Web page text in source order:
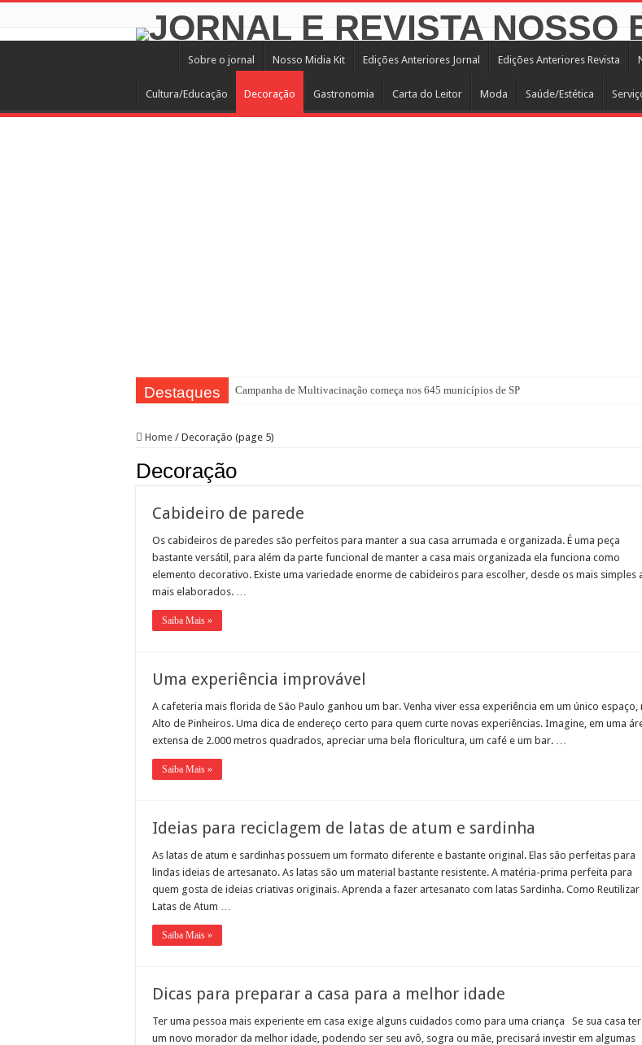
Sobre o jornal Nosso Midia Kit Edições Anteriores Jornal Edições Anteriores Revista
Cultura/Educação Decoração Gastronomia Carta do Leitor Moda Saúde/Estética
Destaques Campanha de Multivacinação começa nos 645 municípios de SP
Pedal de Ativação da Trilha Interparques abrem inscrições para maior trilha de São Paulo
2º Festival Nordeste in Sampa no CTN durante o mês de agosto
Jornada do Patrimônio 2026 abre inscrições para programação de cursos
Sobrou pizza? Guardar na caixa dentro da geladeira pode ser um erro, veja o jeito certo
12 plataformas de apoio à aprendizagem usadas por estudantes da rede estadual SP
9ª Semana Municipal da Primeira Infância
Home / Decoração (page 5)
Decoração
Cabideiro de parede
Os cabideiros de paredes são perfeitos para manter a sua casa arrumada e organizada. É uma peça
bastante versátil, para além da parte funcional de manter a casa mais organizada ela funciona como
elemento decorativo. Existe uma variedade enorme de cabideiros para escolher, desde os mais simples
mais elaborados. …
Saiba Mais »
Uma experiência improvável
A cafeteria mais florida de São Paulo ganhou um bar. Venha viver essa experiência em um único espaço,
Alto de Pinheiros. Uma dica de endereço certo para quem curte novas experiências. Imagine, em uma
extensa de 2.000 metros quadrados, apreciar uma bela floricultura, um café e um bar. …
Saiba Mais »
Ideias para reciclagem de latas de atum e sardinha
As latas de atum e sardinhas possuem um formato diferente e bastante original. Elas são perfeitas para
lindas ideias de artesanato. As latas são um material bastante resistente. A matéria-prima perfeita para
quem gosta de ideias criativas originais. Aprenda a fazer artesanato com latas Sardinha. Como Reutilizar
Latas de Atum …
Saiba Mais »
Dicas para preparar a casa para a melhor idade
Ter uma pessoa mais experiente em casa exige alguns cuidados como para uma criança Se sua casa
um novo morador da melhor idade, podendo ser seu avô, sogra ou mãe, precisará investir em algumas